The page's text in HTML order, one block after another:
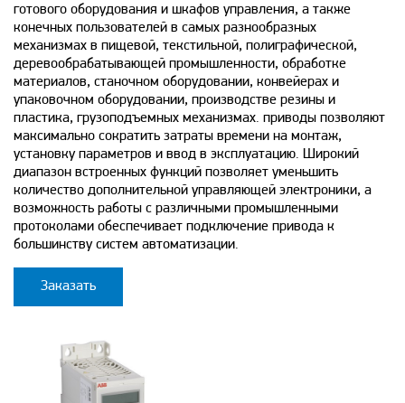
готового оборудования и шкафов управления, а также
конечных пользователей в самых разнообразных
механизмах в пищевой, текстильной, полиграфической,
деревообрабатывающей промышленности, обработке
материалов, станочном оборудовании, конвейерах и
упаковочном оборудовании, производстве резины и
пластика, грузоподъемных механизмах. приводы позволяют
максимально сократить затраты времени на монтаж,
установку параметров и ввод в эксплуатацию. Широкий
диапазон встроенных функций позволяет уменьшить
количество дополнительной управляющей электроники, а
возможность работы с различными промышленными
протоколами обеспечивает подключение привода к
большинству систем автоматизации.
Заказать